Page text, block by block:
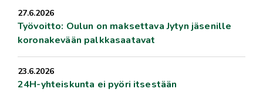
27.6.2026
Työvoitto: Oulun on maksettava Jytyn jäsenille
koronakevään palkkasaatavat
23.6.2026
24H-yhteiskunta ei pyöri itsestään